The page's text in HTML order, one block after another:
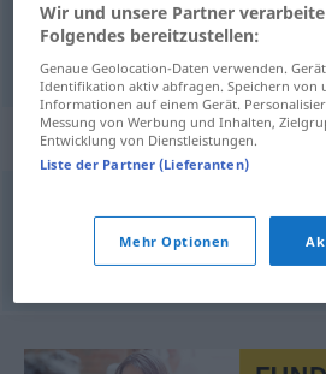
verafrábrugðinn abweichen
Synonyme für
(sich) unterscheiden (von), (sich)
Wir und unsere Partner
Folgendes bereitzustellen:
Genaue Geolocation-Daten verwenden.
Identifikation aktiv abfragen. Speichern
Informationen auf einem Gerät.
Messung von Werbung und Inhalten,
Entwicklung von Dienstleistungen.
Liste der Partner (Lieferanten)
Mehr Optionen